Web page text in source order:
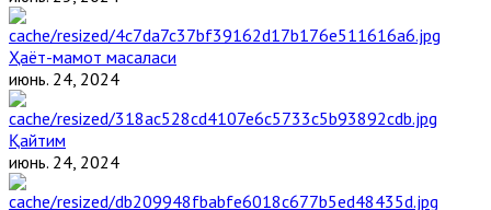
Ҳаёт-мамот масаласи
июнь. 24, 2024
Қайтим
июнь. 24, 2024